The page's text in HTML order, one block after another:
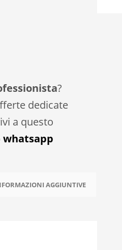
?
dedicate
a questo
whatsapp
AGGIUNTIVE